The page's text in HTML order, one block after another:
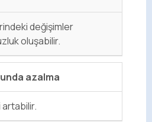
değişimler
oluşabilir.
azalma